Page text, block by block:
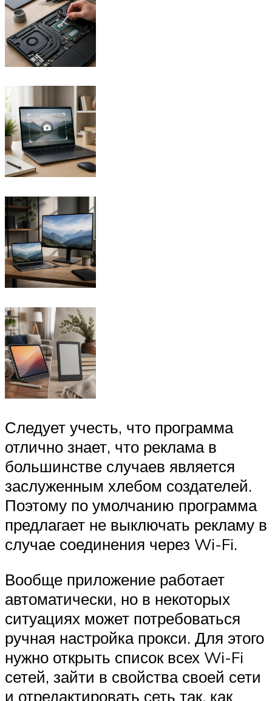
Следует учесть, что программа
отлично знает, что реклама в
большинстве случаев является
заслуженным хлебом создателей.
Поэтому по умолчанию программа
предлагает не выключать рекламу в
случае соединения через Wi-Fi.
Вообще приложение работает
автоматически, но в некоторых
ситуациях может потребоваться
ручная настройка прокси. Для этого
нужно открыть список всех Wi-Fi
сетей, зайти в свойства своей сети
и отредактировать сеть так, как